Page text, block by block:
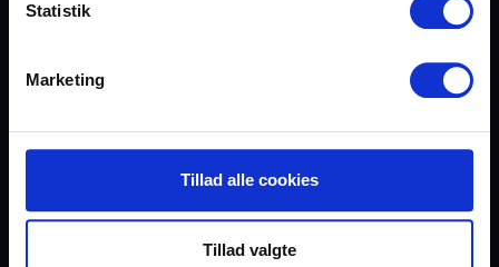
Statistik
Marketing
Tillad alle cookies
Tillad valgte
Historie
Krigsråbet